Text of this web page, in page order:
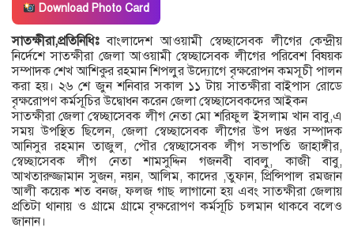
Download Photo Card
সাতক্ষীরা,প্রতিনিধিঃবাংলাদেশ আওয়ামী স্বেচ্ছাসেবক লীগের কেন্দ্রীয়
নির্দেশে সাতক্ষীরা জেলা আওয়ামী স্বেচ্ছাসেবক লীগের পরিবেশ বিষয়ক
সম্পাদক শেখ আশিকুর রহমান শিপলুর উদ্যোগে বৃক্ষরোপন কমসূচী পালন
করা হয়। ২৬ শে জুন শনিবার সকাল ১১ টায় সাতক্ষীরা বাইপাস রোডে
বৃক্ষরোপণ কর্মসূচির উদ্বোধন করেন জেলা স্বেচ্ছাসেবকদের আইকন
সাতক্ষীরা জেলা স্বেচ্ছাসেবক লীগ নেতা মো শরিফুল ইসলাম খান বাবু,এ
সময় উপস্থিত ছিলেন, জেলা স্বেচ্ছাসেবক লীগের উপ দপ্তর সম্পাদক
আনিসুর রহমান তাজুল, পৌর স্বেচ্ছাসেবক লীগ সভাপতি জাহাঙ্গীর,
স্বেচ্ছাসেবক লীগ নেতা শামসুদ্দিন গজনবী বাবলু, কাজী বাবু,
আখতারুজ্জামান সুজন, নয়ন, আলিম, কাদের ,তুফান, প্রিন্সিপাল রমজান
আলী কয়েক শত বনজ, ফলজ গাছ লাগানো হয় এবং সাতক্ষীরা জেলায়
প্রতিটা থানায় ও গ্রামে গ্রামে বৃক্ষরোপণ কর্মসূচি চলমান থাকবে বলেও
জানান।